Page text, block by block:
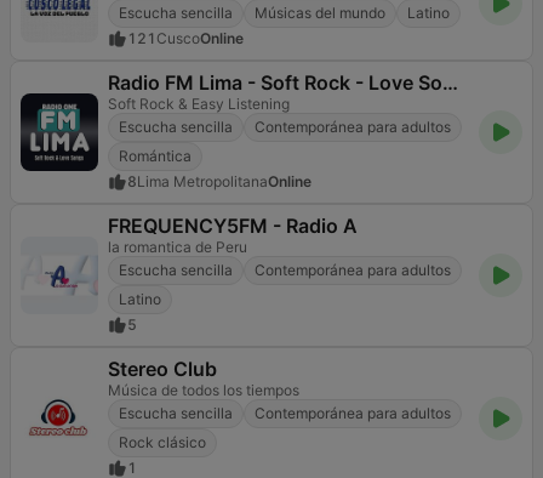
Escucha sencilla
Músicas del mundo
Latino
121 CuscoOnline
Radio FM Lima - Soft Rock - Love Songs
Soft Rock & Easy Listening
Escucha sencilla
Contemporánea para adultos
Romántica
8Lima MetropolitanaOnline
FREQUENCY5FM - Radio A
la romantica de Peru
Escucha sencilla
Contemporánea para adultos
Latino
5
Stereo Club
Música de todos los tiempos
Escucha sencilla
Contemporánea para adultos
Rock clásico
1